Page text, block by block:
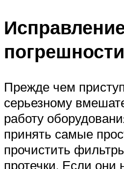
Прежде чем
серьезному
работу
принять самые
прочистить
протечки. Если они